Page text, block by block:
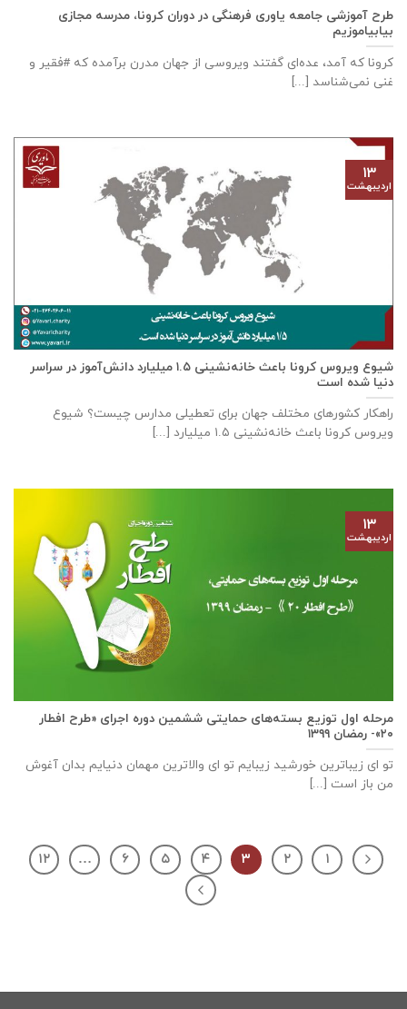
طرح آموزشی جامعه یاوری فرهنگی در دوران کرونا، مدرسه مجازی
بیابیاموزیم
کرونا که آمد، عده‌ای گفتند ویروسی از جهان مدرن برآمده که #فقیر و
غنی نمی‌شناسد [...]
شیوع ویروس کرونا باعث خانه‌نشینی ۱.۵ میلیارد دانش‌آموز در سراسر
دنیا شده است
راهکار کشورهای مختلف جهان برای تعطیلی مدارس چیست؟ شیوع
ویروس کرونا باعث خانه‌نشینی ۱.۵ میلیارد [...]
۱۳
اردیبهشت
مرحله اول توزیع بسته‌های حمایتی ششمین دوره اجرای «طرح افطار
۲۰»- رمضان ۱۳۹۹
تو ای زیباترین خورشید زیبایم تو ای والاترین مهمان دنیایم بدان آغوش
من باز است [...]
۱۳
اردیبهشت
۱ ۲ ۳ ۴ ۵ ۶ … ۱۲